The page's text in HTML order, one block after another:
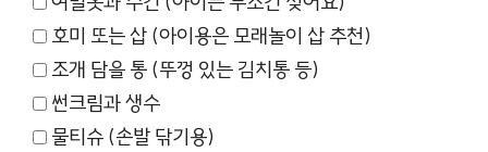
호미 또는 삽 (아이용은 모래놀이 삽 추천)
조개 담을 통 (뚜껑 있는 김치통 등)
썬크림과 생수
물티슈 (손발 닦기용)